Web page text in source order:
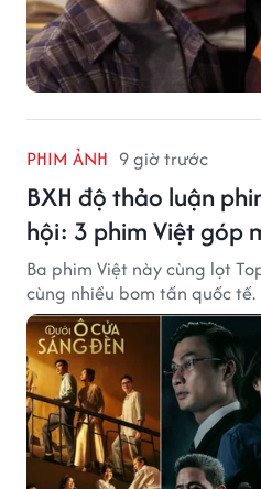
PHIM ẢNH 9 giờ trước
BXH độ thảo luận
hội: 3 phim Việt góp
Ba phim Việt này cùng lọt
cùng nhiều bom tấn quốc tế.